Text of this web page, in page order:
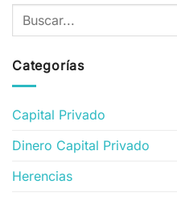
Categorías
Capital Privado
Dinero Capital Privado
Herencias